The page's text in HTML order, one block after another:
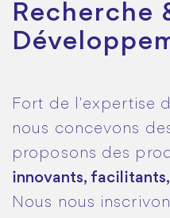
Recherche
Fort de l'expertise
nous concevons
proposons des
innovants,
Nous nous